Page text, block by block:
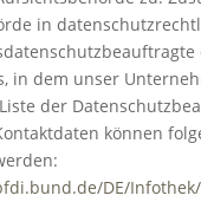
in
in dem unser
der
können
DE/